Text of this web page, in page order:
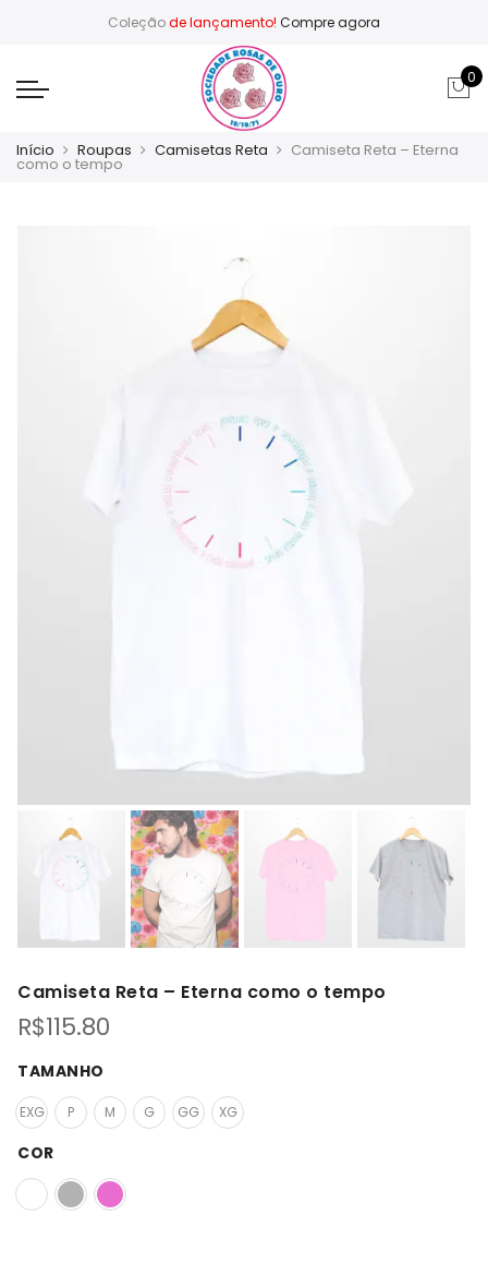
Coleçãode lançamento! Compre agora
0
Início Roupas Camisetas Reta Camiseta Reta – Eterna
como o tempo
Camiseta Reta – Eterna como o tempo
R$115.80
TAMANHO
EXG P M G GG XG
COR